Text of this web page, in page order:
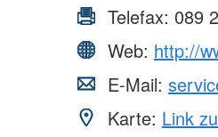
Telefax: 089
Web: http://
E-Mail:
Karte: Link